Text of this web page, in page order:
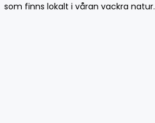
som finns lokalt i våran vackra natur.